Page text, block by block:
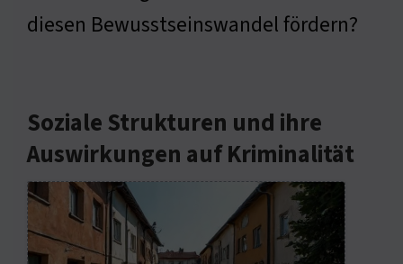
diesen Bewusstseinswandel fördern?
Soziale Strukturen und ihre
Auswirkungen auf Kriminalität